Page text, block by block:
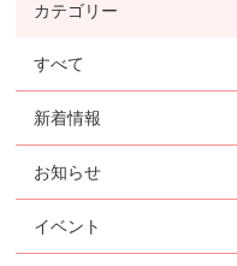
カテゴリー
すべて
新着情報
お知らせ
イベント